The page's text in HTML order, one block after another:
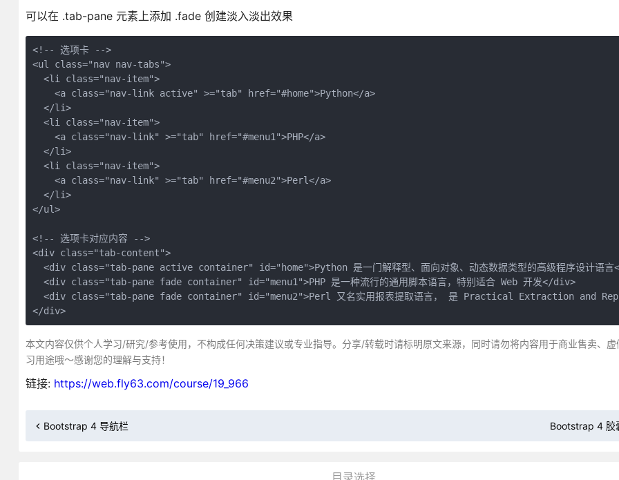
可以在 .tab-pane 元素上添加 .fade 创建淡入淡出效果
<!-- 选项卡 -->
<ul class="nav nav-tabs">
  <li class="nav-item">
    <a class="nav-link active" >="tab" href="#home">Python</a>
  </li>
  <li class="nav-item">
    <a class="nav-link" >="tab" href="#menu1">PHP</a>
  </li>
  <li class="nav-item">
    <a class="nav-link" >="tab" href="#menu2">Perl</a>
  </li>
</ul>
<!-- 选项卡对应内容 -->
<div class="tab-content">
<div class="tab-pane active container" id="home">Python 是一门解释型、面向对象、动态数据类型的高级程序设计语言
  <div class="tab-pane fade container" id="menu1">PHP 是一种流行的通用脚本语言，特别适合 Web 开发</div>
<div class="tab-pane fade container" id="menu2">Perl 又名实用报表提取语言， 是 Practical Extraction and
</div>
本文内容仅供个人学习/研究/参考使用，不构成任何决策建议或专业指导。分享/转载时请标明原文来源，同时请勿将内容用于商业售卖、虚
习用途哦～感谢您的理解与支持！
链接: https://web.fly63.com/course/19_966
Bootstrap 4 导航栏 Bootstrap 4 胶
目录选择